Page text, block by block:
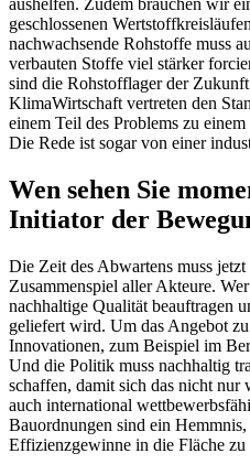
aushelfen. Zudem brauchen wir
geschlossenen
nachwachsende Rohstoffe muss
verbauten Stoffe viel stärker
sind die Rohstofflager der
KlimaWirtschaft vertreten den
einem Teil des Problems zu
Die Rede ist sogar von einer
Wen sehen Sie
Initiator der
Die Zeit des Abwartens muss
Zusammenspiel aller Akteure.
nachhaltige Qualität beauftragen
geliefert wird. Um das Angebot
Innovationen, zum Beispiel im
Und die Politik muss nachhaltig
schaffen, damit sich das nicht nur
auch international
Bauordnungen sind ein
Effizienzgewinne in die Fläche zu